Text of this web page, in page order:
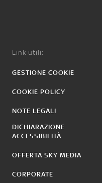
Link utili:
GESTIONE COOKIE
COOKIE POLICY
NOTE LEGALI
DICHIARAZIONE
ACCESSIBILITÀ
OFFERTA SKY MEDIA
CORPORATE